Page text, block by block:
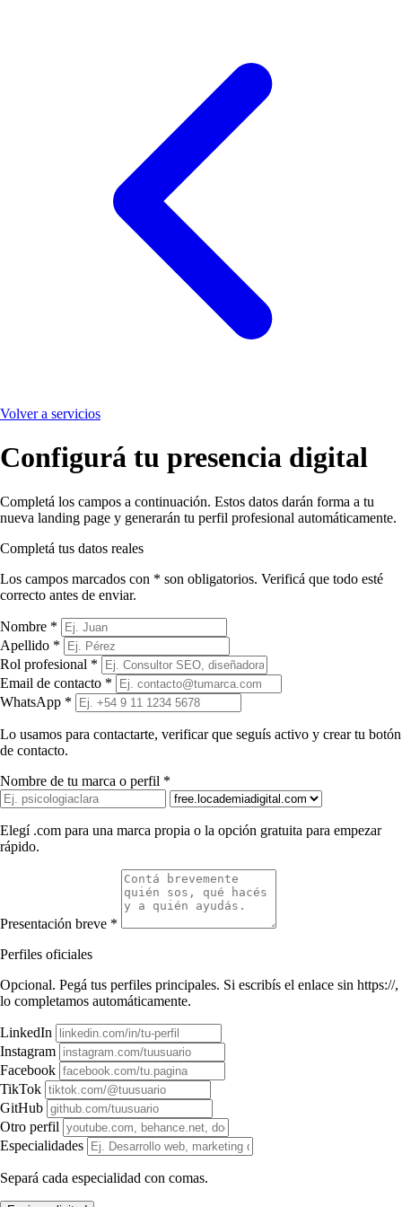
Volver a servicios
Configurá tu presencia digital
Completá los campos a continuación. Estos datos darán forma a tu
nueva landing page y generarán tu perfil profesional automáticamente.
Completá tus datos reales
Los campos marcados con * son obligatorios. Verificá que todo esté
correcto antes de enviar.
Nombre *
Apellido *
Rol profesional *
Email de contacto *
WhatsApp *
Lo usamos para contactarte, verificar que seguís activo y crear tu botón
de contacto.
Nombre de tu marca o perfil *
Elegí .com para una marca propia o la opción gratuita para empezar
rápido.
Presentación breve *
Perfiles oficiales
Opcional. Pegá tus perfiles principales. Si escribís el enlace sin https://,
lo completamos automáticamente.
LinkedIn
Instagram
Facebook
TikTok
GitHub
Otro perfil
Especialidades
Separá cada especialidad con comas.